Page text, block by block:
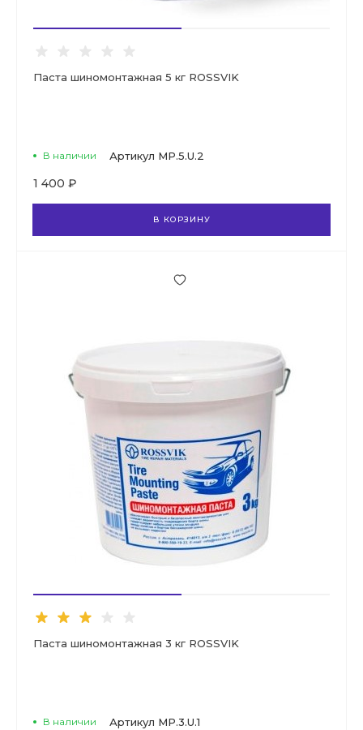
Паста шиномонтажная 5 кг ROSSVIK
В наличии Артикул MP.5.U.2
1 400 ₽
В КОРЗИНУ
Паста шиномонтажная 3 кг ROSSVIK
В наличии Артикул MP.3.U.1